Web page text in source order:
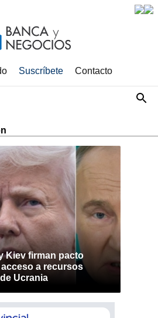
Suscríbete Contacto
Kiev firman pacto
a recursos
Ucrania